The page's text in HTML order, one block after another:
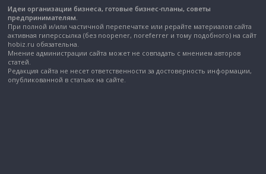
Идеи организации бизнеса, готовые бизнес-планы, советы
предпринимателям.
При полной и/или частичной перепечатке или рерайте материалов сайта
активная гиперссылка (без noopener, noreferrer и тому подобного) на сайт
hobiz.ru обязательна.
Мнение администрации сайта может не совпадать с мнением авторов
статей.
Редакция сайта не несет ответственности за достоверность информации,
опубликованной в статьях на сайте.